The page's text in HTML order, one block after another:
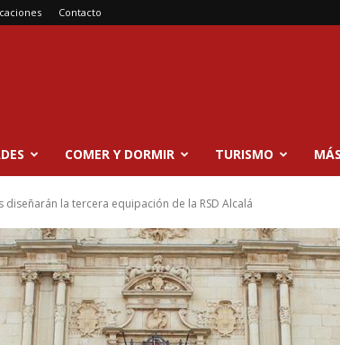
Contacto
COMER Y DORMIR TURISMO MÁS
la tercera equipación de la RSD Alcalá